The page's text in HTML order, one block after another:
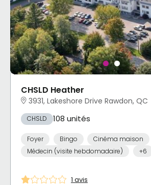
CHSLD Heather
3931, Lakeshore Drive Rawdon, QC
CHSLD 108 unités
Foyer Bingo
Cinéma maison
Médecin (visite hebdomadaire)
+6
1 avis